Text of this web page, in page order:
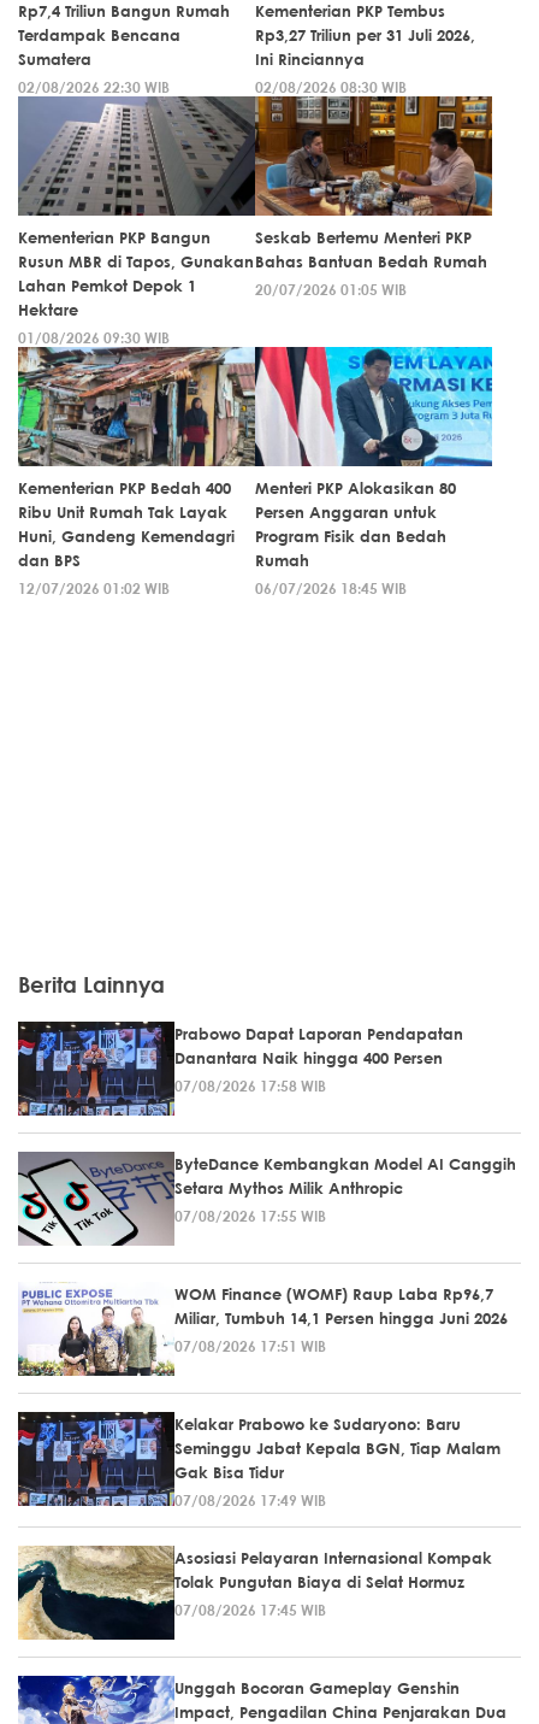
Rp7,4 Triliun Bangun Rumah
Terdampak Bencana
Sumatera
02/08/2026 22:30 WIB
Kementerian PKP Tembus
Rp3,27 Triliun per 31 Juli 2026,
Ini Rinciannya
02/08/2026 08:30 WIB
Kementerian PKP Bangun
Rusun MBR di Tapos, Gunakan
Lahan Pemkot Depok 1
Hektare
01/08/2026 09:30 WIB
Seskab Bertemu Menteri PKP
Bahas Bantuan Bedah Rumah
20/07/2026 01:05 WIB
Kementerian PKP Bedah 400
Ribu Unit Rumah Tak Layak
Huni, Gandeng Kemendagri
dan BPS
12/07/2026 01:02 WIB
Menteri PKP Alokasikan 80
Persen Anggaran untuk
Program Fisik dan Bedah
Rumah
06/07/2026 18:45 WIB
Berita Lainnya
Prabowo Dapat Laporan Pendapatan
Danantara Naik hingga 400 Persen
07/08/2026 17:58 WIB
ByteDance Kembangkan Model AI Canggih
Setara Mythos Milik Anthropic
07/08/2026 17:55 WIB
WOM Finance (WOMF) Raup Laba Rp96,7
Miliar, Tumbuh 14,1 Persen hingga Juni 2026
07/08/2026 17:51 WIB
Kelakar Prabowo ke Sudaryono: Baru
Seminggu Jabat Kepala BGN, Tiap Malam
Gak Bisa Tidur
07/08/2026 17:49 WIB
Asosiasi Pelayaran Internasional Kompak
Tolak Pungutan Biaya di Selat Hormuz
07/08/2026 17:45 WIB
Unggah Bocoran Gameplay Genshin
Impact, Pengadilan China Penjarakan Dua